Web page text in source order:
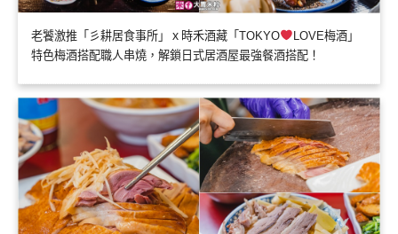
老饕激推「彡耕居食事所」ｘ時禾酒藏「TOKYO
LOVE梅酒」
特色梅酒搭配職人串燒，解鎖日式居酒屋最強餐酒搭配！